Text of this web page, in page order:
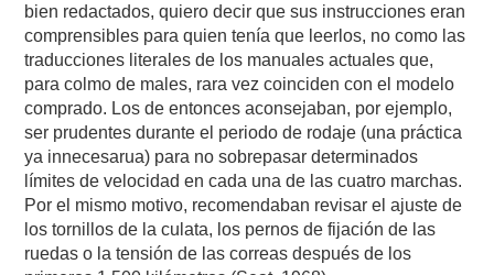
bien redactados, quiero decir que sus instrucciones eran
comprensibles para quien tenía que leerlos, no como las
traducciones literales de los manuales actuales que,
para colmo de males, rara vez coinciden con el modelo
comprado. Los de entonces aconsejaban, por ejemplo,
ser prudentes durante el periodo de rodaje (una práctica
ya innecesarua) para no sobrepasar determinados
límites de velocidad en cada una de las cuatro marchas.
Por el mismo motivo, recomendaban revisar el ajuste de
los tornillos de la culata, los pernos de fijación de las
ruedas o la tensión de las correas después de los